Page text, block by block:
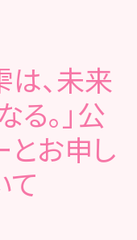
は、未来
。」公
お申し
て